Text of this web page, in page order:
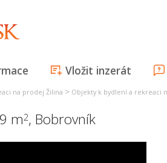
Vložit inzerát
na prodej Žilina > Objekty k bydlení a rekreaci
m2, Bobrovník